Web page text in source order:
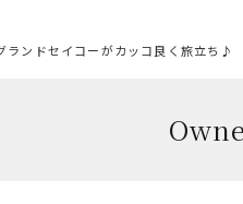
ランドセイコーがカッコ良く旅立ち♪